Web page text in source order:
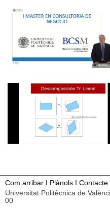
Com arribar I Plànols I Contacte
Universitat Politècnica de
00